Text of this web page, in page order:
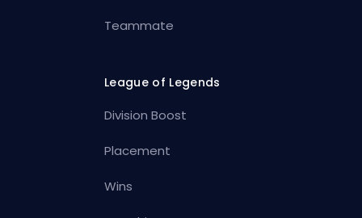
Teammate
League of Legends
Division Boost
Placement
Wins